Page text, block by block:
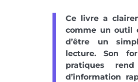
Ce livre a
comme un outil
d’être un
lecture. Son
pratiques
d’information